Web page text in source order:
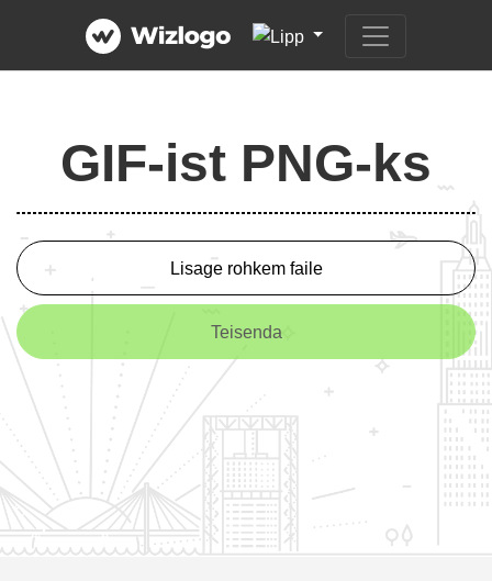
GIF-ist PNG-ks
Lisage rohkem faile
Teisenda